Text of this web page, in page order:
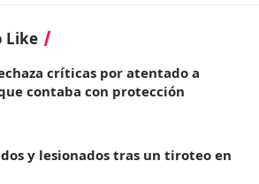
Like
críticas por atentado a
contaba con protección
y lesionados tras un tiroteo en